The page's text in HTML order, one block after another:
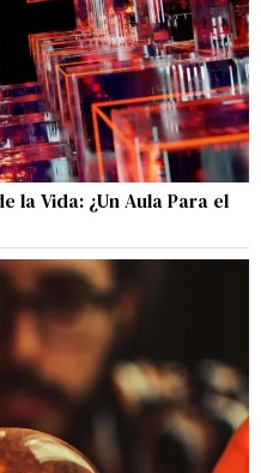
la Vida: ¿Un Aula Para el